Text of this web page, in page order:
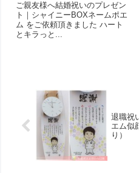
ご親友様へ結婚祝いのプレゼン
ト｜シャイニーBOXネームポエ
ム をご依頼頂きました ハート
とキラっと...
退職祝
エム似
り ）